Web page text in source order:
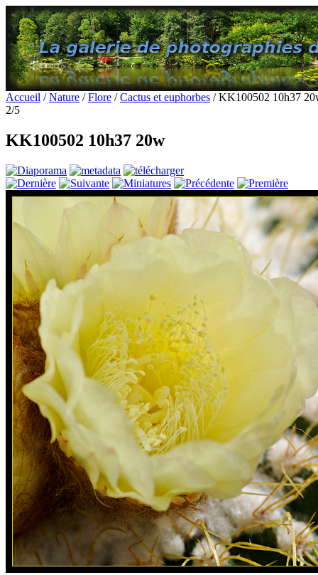
Accueil /Nature /Flore /Cactus et euphorbes / KK100502 10h37
2/5
KK100502 10h37 20w